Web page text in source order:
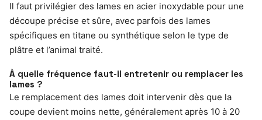
Il faut privilégier des lames en acier inoxydable pour une
découpe précise et sûre, avec parfois des lames
spécifiques en titane ou synthétique selon le type de
plâtre et l’animal traité.
À quelle fréquence faut-il entretenir ou remplacer les
lames ?
Le remplacement des lames doit intervenir dès que la
coupe devient moins nette, généralement après 10 à 20